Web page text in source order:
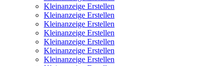
Kleinanzeige Erstellen
Kleinanzeige Erstellen
Kleinanzeige Erstellen
Kleinanzeige Erstellen
Kleinanzeige Erstellen
Kleinanzeige Erstellen
Kleinanzeige Erstellen